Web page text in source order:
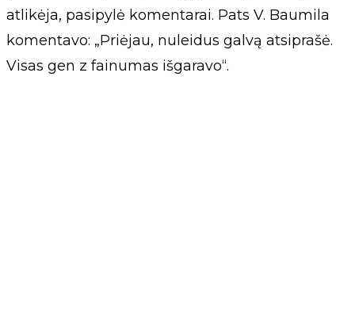
atlikėja, pasipylė komentarai. Pats V. Baumila
komentavo: „Priėjau, nuleidus galvą atsiprašė.
Visas gen z fainumas išgaravo“.